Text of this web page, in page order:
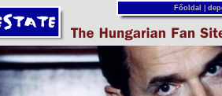
Főoldal